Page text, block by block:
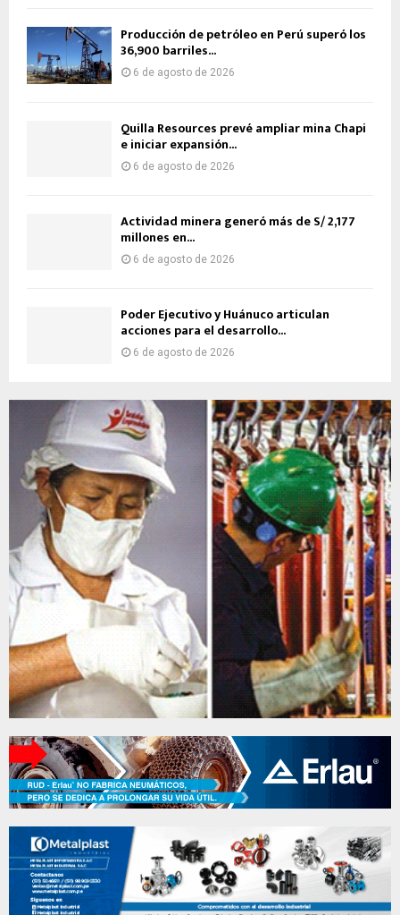
Producción de petróleo en Perú superó los
36,900 barriles...
6 de agosto de 2026
Quilla Resources prevé ampliar mina Chapi
e iniciar expansión...
6 de agosto de 2026
Actividad minera generó más de S/ 2,177
millones en...
6 de agosto de 2026
Poder Ejecutivo y Huánuco articulan
acciones para el desarrollo...
6 de agosto de 2026